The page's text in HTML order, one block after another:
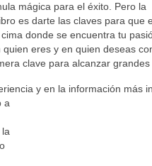
mágica para el éxito. Pero la
es darte las claves para que
donde se encuentra tu
eres y en quien deseas
clave para alcanzar grandes
y en la información más
a